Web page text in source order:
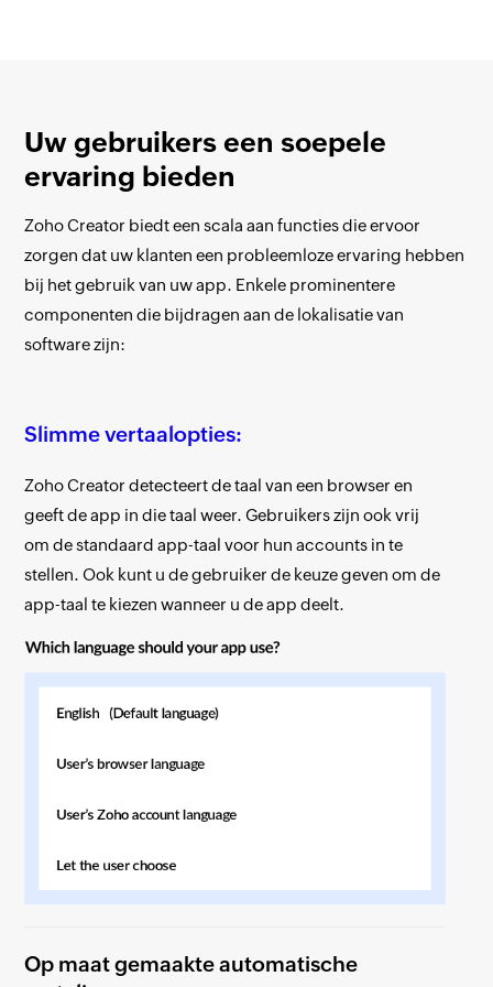
Uw gebruikers een soepele
ervaring bieden
Zoho Creator biedt een scala aan functies die ervoor
zorgen dat uw klanten een probleemloze ervaring hebben
bij het gebruik van uw app. Enkele prominentere
componenten die bijdragen aan de lokalisatie van
software zijn:
Slimme vertaalopties:
Zoho Creator detecteert de taal van een browser en
geeft de app in die taal weer. Gebruikers zijn ook vrij
om de standaard app-taal voor hun accounts in te
stellen. Ook kunt u de gebruiker de keuze geven om de
app-taal te kiezen wanneer u de app deelt.
Op maat gemaakte automatische